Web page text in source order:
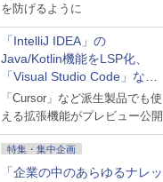
を防げるように
「IntelliJ IDEA」の
Java/Kotlin機能をLSP化、
「Visual Studio Code」など
にも開放
「Cursor」など派生製品でも使
える拡張機能がプレビュー公開
特集・集中企画
「企業の中のあらゆるナレッ